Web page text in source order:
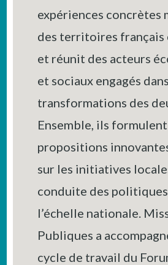
expériences concrètes
des territoires français
et réunit des acteurs
et sociaux engagés
transformations des
Ensemble, ils
propositions
sur les initiatives
conduite des
l’échelle nationale.
Publiques a
cycle de travail du